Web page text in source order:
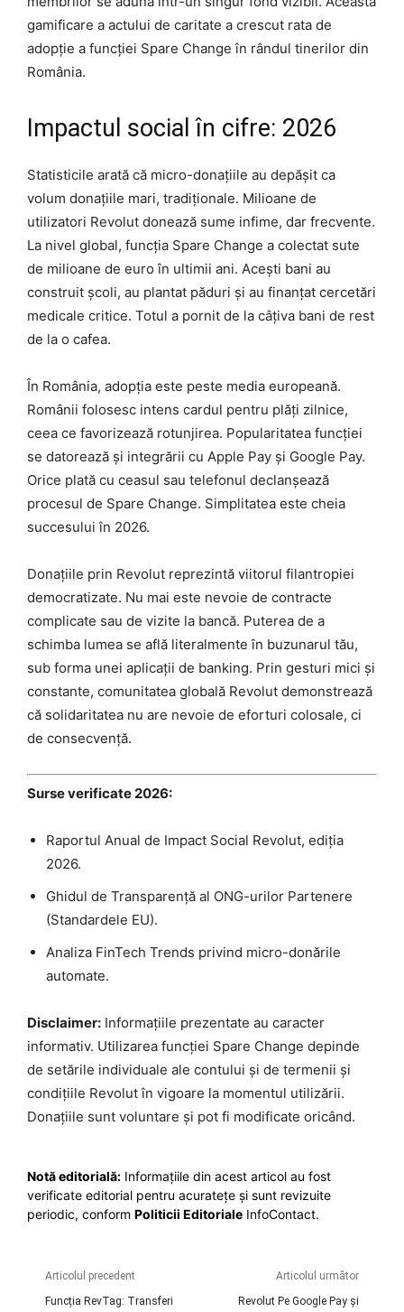
gamificare a actului de caritate a crescut rata de
adopție a funcției Spare Change în rândul tinerilor din
România.
Impactul social în cifre: 2026
Statisticile arată că micro-donațiile au depășit ca
volum donațiile mari, tradiționale. Milioane de
utilizatori Revolut donează sume infime, dar frecvente.
La nivel global, funcția Spare Change a colectat sute
de milioane de euro în ultimii ani. Acești bani au
construit școli, au plantat păduri și au finanțat cercetări
medicale critice. Totul a pornit de la câțiva bani de rest
de la o cafea.
În România, adopția este peste media europeană.
Românii folosesc intens cardul pentru plăți zilnice,
ceea ce favorizează rotunjirea. Popularitatea funcției
se datorează și integrării cu Apple Pay și Google Pay.
Orice plată cu ceasul sau telefonul declanșează
procesul de Spare Change. Simplitatea este cheia
succesului în 2026.
Donațiile prin Revolut reprezintă viitorul filantropiei
democratizate. Nu mai este nevoie de contracte
complicate sau de vizite la bancă. Puterea de a
schimba lumea se află literalmente în buzunarul tău,
sub forma unei aplicații de banking. Prin gesturi mici și
constante, comunitatea globală Revolut demonstrează
că solidaritatea nu are nevoie de eforturi colosale, ci
de consecvență.
Surse verificate 2026:
Raportul Anual de Impact Social Revolut, ediția
2026.
Ghidul de Transparență al ONG-urilor Partenere
(Standardele EU).
Analiza FinTech Trends privind micro-donările
automate.
Disclaimer: Informațiile prezentate au caracter
informativ. Utilizarea funcției Spare Change depinde
de setările individuale ale contului și de termenii și
condițiile Revolut în vigoare la momentul utilizării.
Donațiile sunt voluntare și pot fi modificate oricând.
Notă editorială: Informațiile din acest articol au fost
verificate editorial pentru acuratețe și sunt revizuite
periodic, conform Politicii Editoriale InfoContact.
Articolul precedent
Funcția RevTag: Transferi
Articolul următor
Revolut Pe Google Pay și